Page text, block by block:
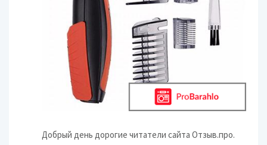
Добрый день дорогие читатели сайта Отзыв.про.